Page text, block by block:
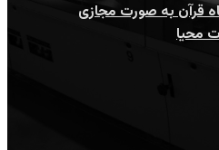
قرآن به صورت مجازی
محیا